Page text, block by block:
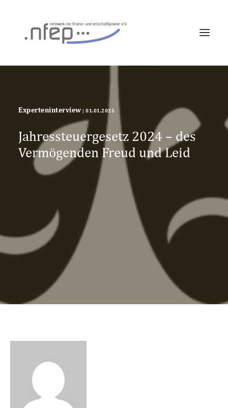
ÜBER UNS
Experteninterview| 01.01.2025
Jahressteuergesetz 2024 – des
Vermögenden Freud und Leid